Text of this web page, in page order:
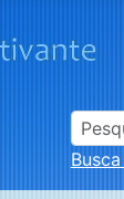
Busca